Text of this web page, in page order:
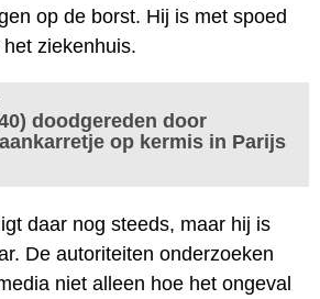
op de borst. Hij is met spoed
ziekenhuis.
doodgereden door
op kermis in Parijs
daar nog steeds, maar hij is
De autoriteiten onderzoeken
niet alleen hoe het ongeval